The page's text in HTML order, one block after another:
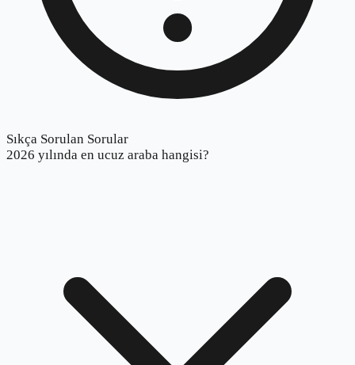
Sıkça Sorulan Sorular
2026 yılında en ucuz araba hangisi?